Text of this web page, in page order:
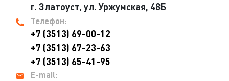
г. Златоуст, ул. Уржумская, 48Б
Телефон:
+7 (3513) 69-00-12
+7 (3513) 67-23-63
+7 (3513) 65-41-95
E-mail: